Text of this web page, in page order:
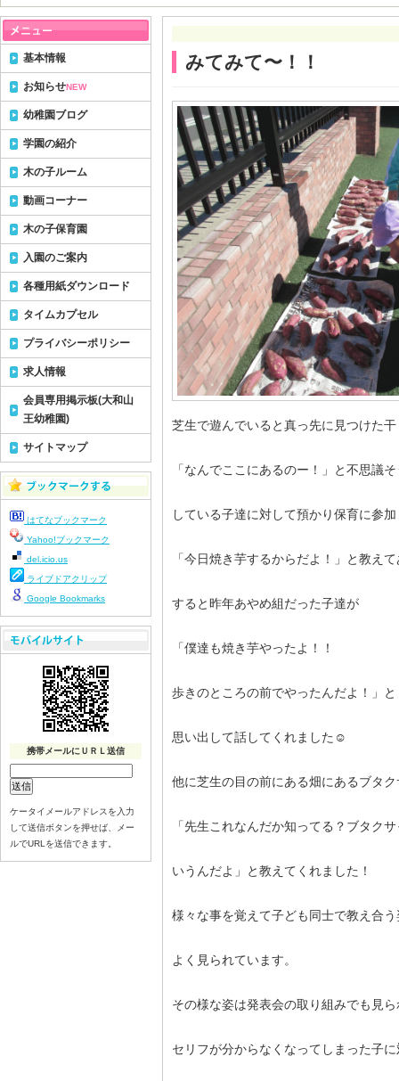
みてみて〜！！
芝生で遊んでいると真っ先に見つけた
「なんでここにあるのー！」と不思議
している子達に対して預かり保育に参
「今日焼き芋するからだよ！」と教え
すると昨年あやめ組だった子達が
「僕達も焼き芋やったよ！！
歩きのところの前でやったんだよ！」と
思い出して話してくれました︎︎︎︎︎☺︎
他に芝生の目の前にある畑にあるブタ
「先生これなんだか知ってる？ブタク
いうんだよ」と教えてくれました！
様々な事を覚えて子ども同士で教え合う
よく見られています。
その様な姿は発表会の取り組みでも見
セリフが分からなくなってしまった子
基本情報
お知らせNEW
幼稚園ブログ
学園の紹介
木の子ルーム
動画コーナー
木の子保育園
入園のご案内
各種用紙ダウンロード
タイムカプセル
プライバシーポリシー
求人情報
会員専用掲示板(大和山
王幼稚園)
サイトマップ
はてなブックマーク
Yahoo!ブックマーク
del.icio.us
ライブドアクリップ
Google Bookmarks
携帯メールにＵＲＬ送信
ケータイメールアドレスを入力
して送信ボタンを押せば、メー
ルでURLを送信できます。